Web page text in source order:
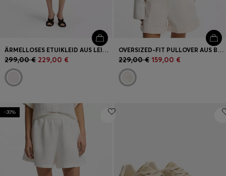
ÄRMELLOSES ETUIKLEID AUS LEINENMISCHUNG
299,00 € 229,00 €
OVERSIZED-FIT PULLOVER AUS BAUMWOLL-MIX MIT STRICKMUSTER
229,00 € 159,00 €
-30%